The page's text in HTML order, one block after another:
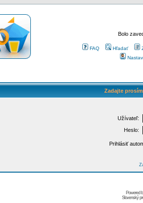
Bolo
FAQ Hľadať
Zadajte
Užívateľ:
Heslo:
Prihlásiť
Powered
Slovenský